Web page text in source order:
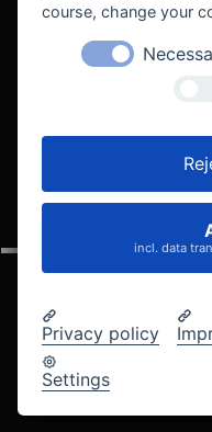
© 2005 -
course, change your
incl. data
Privacy policy
Settings